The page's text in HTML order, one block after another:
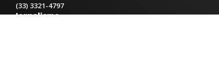
(33) 3321-4797
Jornalismo